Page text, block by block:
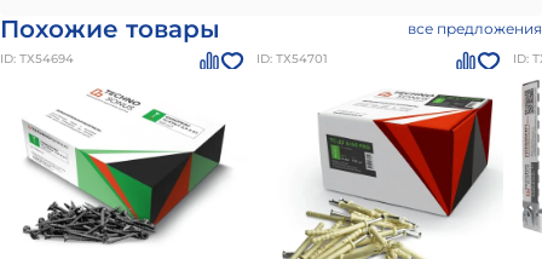
Похожие товары все предложения
ID: ТХ54694 ID: ТХ54701 ID: